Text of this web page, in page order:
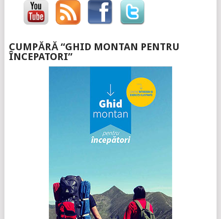
CUMPĂRĂ “GHID MONTAN PENTRU
ÎNCEPATORI”